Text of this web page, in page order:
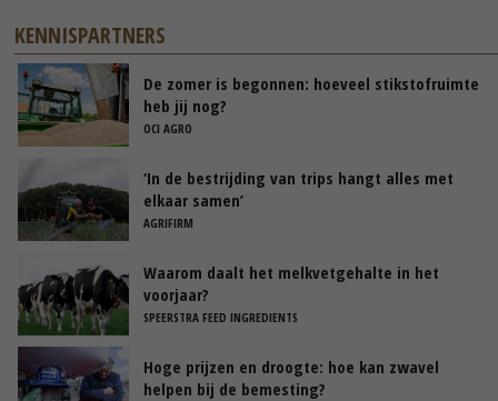
KENNISPARTNERS
De zomer is begonnen: hoeveel stikstofruimte
heb jij nog?
OCI AGRO
‘In de bestrijding van trips hangt alles met
elkaar samen’
AGRIFIRM
Waarom daalt het melkvetgehalte in het
voorjaar?
SPEERSTRA FEED INGREDIENTS
Hoge prijzen en droogte: hoe kan zwavel
helpen bij de bemesting?